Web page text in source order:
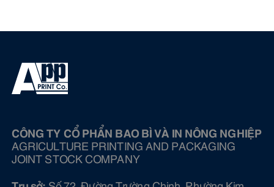
CÔNG TY CỔ PHẨN BAO BÌ VÀ IN NÔNG NGHIỆP
AGRICULTURE PRINTING AND PACKAGING
JOINT STOCK COMPANY